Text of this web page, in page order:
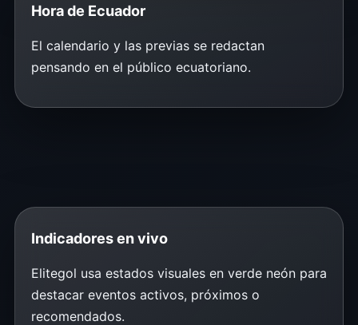
Hora de Ecuador
El calendario y las previas se redactan
pensando en el público ecuatoriano.
Indicadores en vivo
Elitegol usa estados visuales en verde neón para
destacar eventos activos, próximos o
recomendados.